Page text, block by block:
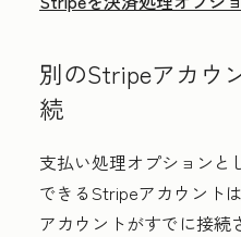
別のStripeアカウ
続
支払い処理オプションと
できるStripeアカウント
アカウントがすでに接続